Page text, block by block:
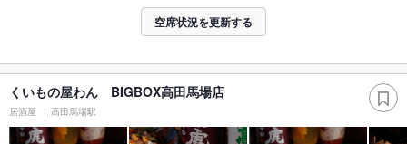
空席状況を更新する
くいもの屋わん BIGBOX高田馬場店
居酒屋 高田馬場駅